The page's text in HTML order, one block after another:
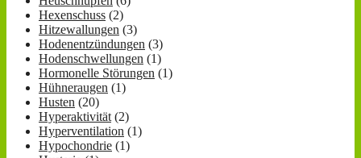
Hexenschuss (2)
Hitzewallungen (3)
Hodenentzündungen (3)
Hodenschwellungen (1)
Hormonelle Störungen (1)
Hühneraugen (1)
Husten (20)
Hyperaktivität (2)
Hyperventilation (1)
Hypochondrie (1)